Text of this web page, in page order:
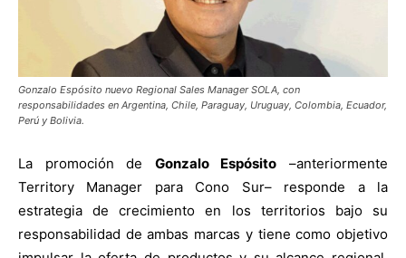
Gonzalo Espósito nuevo Regional Sales Manager SOLA, con
responsabilidades en Argentina, Chile, Paraguay, Uruguay, Colombia, Ecuador,
Perú y Bolivia.
La promoción de Gonzalo Espósito –anteriormente
Territory Manager para Cono Sur– responde a la
estrategia de crecimiento en los territorios bajo su
responsabilidad de ambas marcas y tiene como objetivo